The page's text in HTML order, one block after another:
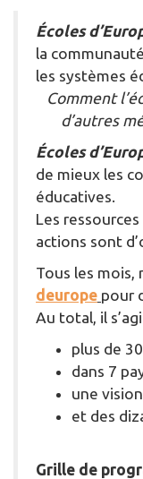
Écoles
la
les systèmes
Comment
d’autres
Écoles
de mieux les
éducatives.
Les ressources
actions sont
Tous les mois,
deurope pour
Au total, il
plus de
dans 7
une
et des
Grille de